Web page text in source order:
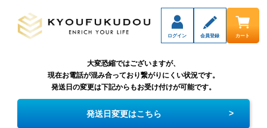
ログイン 会員登録 カート
大変恐縮ではございますが、
現在お電話が混み合っており繋がりにくい状況です。
発送日の変更は下記からもお受け付けが可能です。
発送日変更はこちら >